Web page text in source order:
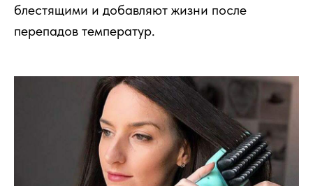
блестящими и добавляют жизни после
перепадов температур.